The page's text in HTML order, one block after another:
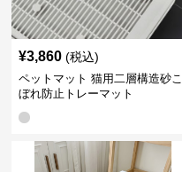
¥3,860 (税込)
ペットマット 猫用二層構造砂こ
ぼれ防止トレーマット